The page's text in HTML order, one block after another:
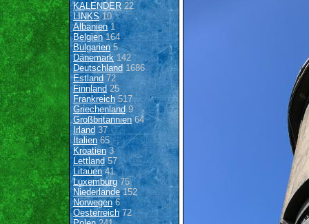
KALENDER22
LINKS10
Albanien1
Belgien164
Bulgarien 5
Dänemark142
Deutschland 1686
Estland 72
Finnland 25
Frankreich517
Griechenland9
Großbritannien64
Irland 37
Italien65
Kroatien3
Lettland57
Litauen41
Luxemburg 75
Niederlande152
Norwegen6
Oesterreich72